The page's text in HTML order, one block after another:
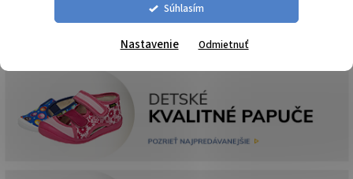
Súhlasím
Nastavenie Odmietnuť